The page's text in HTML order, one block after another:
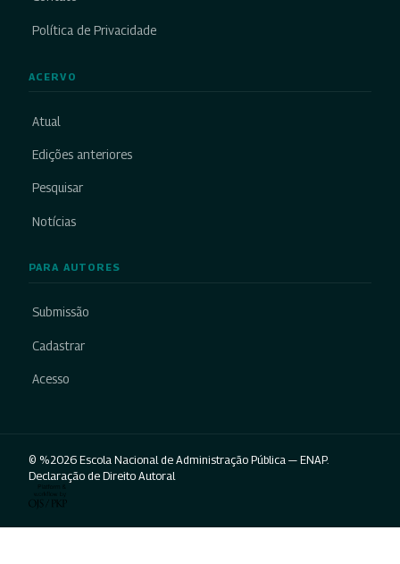
Política de Privacidade
ACERVO
Atual
Edições anteriores
Pesquisar
Notícias
PARA AUTORES
Submissão
Cadastrar
Acesso
© %2026 Escola Nacional de Administração Pública — ENAP.
Declaração de Direito Autoral